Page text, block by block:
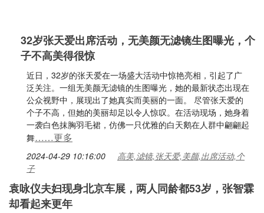
32岁张天爱出席活动，无美颜无滤镜生图曝光，个
子不高美得很惊
近日，32岁的张天爱在一场盛大活动中惊艳亮相，引起了广
泛关注。一组无美颜无滤镜的生图曝光，她的最新状态出现在
公众视野中，展现出了她真实而美丽的一面。 尽管张天爱的
个子不高，但她的美丽却足以令人惊叹。在活动现场，她身着
一袭白色抹胸羽毛裙，仿佛一只优雅的白天鹅在人群中翩翩起
舞……更多
2024-04-29 10:16:00
高美,滤镜,张天爱,美颜,出席活动,个
子
袁咏仪夫妇现身北京车展，两人同龄都53岁，张智霖
却看起来更年